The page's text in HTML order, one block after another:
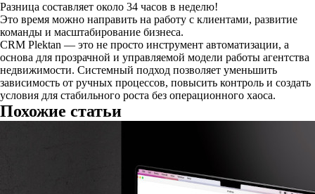
Разница составляет около 34 часов в неделю!
Это время можно направить на работу с клиентами, развитие
команды и масштабирование бизнеса.
CRM Plektan — это не просто инструмент автоматизации, а
основа для прозрачной и управляемой модели работы агентства
недвижимости. Системный подход позволяет уменьшить
зависимость от ручных процессов, повысить контроль и создать
условия для стабильного роста без операционного хаоса.
Похожие статьи